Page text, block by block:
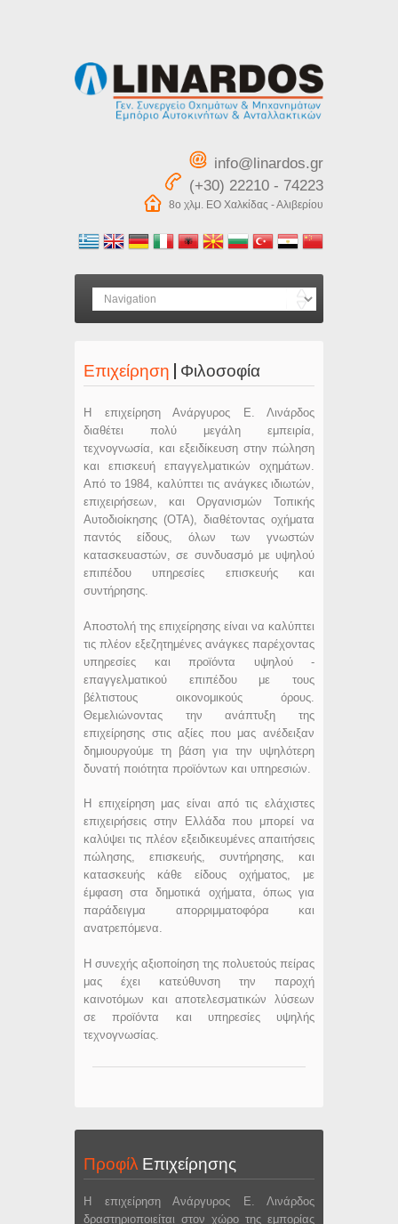
info@linardos.gr
(+30) 22210 - 74223
8ο χλμ. ΕΟ Χαλκίδας - Αλιβερίου
Επιχείρηση | Φιλοσοφία
Η επιχείρηση Ανάργυρος Ε. Λινάρδος
διαθέτει πολύ μεγάλη εμπειρία,
τεχνογνωσία, και εξειδίκευση στην πώληση
και επισκευή επαγγελματικών οχημάτων.
Από το 1984, καλύπτει τις ανάγκες ιδιωτών,
επιχειρήσεων, και Οργανισμών Τοπικής
Αυτοδιοίκησης (ΟΤΑ), διαθέτοντας οχήματα
παντός είδους, όλων των γνωστών
κατασκευαστών, σε συνδυασμό με υψηλού
επιπέδου υπηρεσίες επισκευής και
συντήρησης.
Αποστολή της επιχείρησης είναι να καλύπτει
τις πλέον εξεζητημένες ανάγκες παρέχοντας
υπηρεσίες και προϊόντα υψηλού -
επαγγελματικού επιπέδου με τους
βέλτιστους οικονομικούς όρους.
Θεμελιώνοντας την ανάπτυξη της
επιχείρησης στις αξίες που μας ανέδειξαν
δημιουργούμε τη βάση για την υψηλότερη
δυνατή ποιότητα προϊόντων και υπηρεσιών.
Η επιχείρηση μας είναι από τις ελάχιστες
επιχειρήσεις στην Ελλάδα που μπορεί να
καλύψει τις πλέον εξειδικευμένες απαιτήσεις
πώλησης, επισκευής, συντήρησης, και
κατασκευής κάθε είδους οχήματος, με
έμφαση στα δημοτικά οχήματα, όπως για
παράδειγμα απορριμματοφόρα και
ανατρεπόμενα.
Η συνεχής αξιοποίηση της πολυετούς πείρας
μας έχει κατεύθυνση την παροχή
καινοτόμων και αποτελεσματικών λύσεων
σε προϊόντα και υπηρεσίες υψηλής
τεχνογνωσίας.
Προφίλ Επιχείρησης
Η επιχείρηση Ανάργυρος Ε. Λινάρδος
δραστηριοποιείται στον χώρο της εμπορίας